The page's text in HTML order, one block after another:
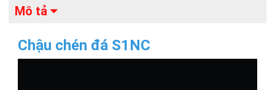
Mô tả
Chậu chén đá S1NC